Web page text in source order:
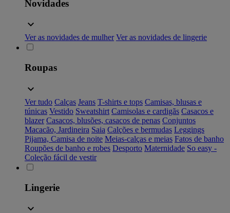
Novidades
Ver as novidades de mulher Ver as novidades de lingerie
Roupas
Ver tudo Calças Jeans T-shirts e tops Camisas, blusas e
túnicas Vestido Sweatshirt Camisolas e cardigãs Casacos e
blazer Casacos, blusões, casacos de penas Conjuntos
Macacão, Jardineira Saia Calções e bermudas Leggings
Pijama, Camisa de noite Meias-calças e meias Fatos de banho
Roupões de banho e robes Desporto Maternidade So easy -
Coleção fácil de vestir
Lingerie